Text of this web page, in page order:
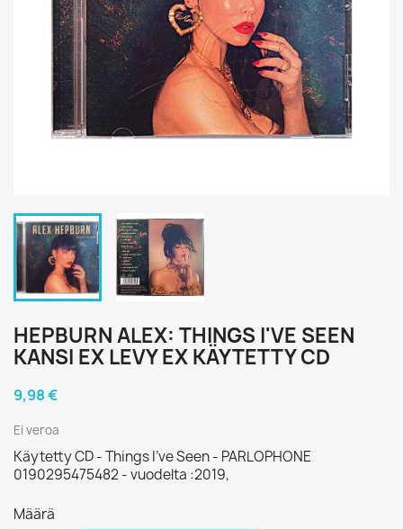
HEPBURN ALEX: THINGS I'VE SEEN
KANSI EX LEVY EX KÄYTETTY CD
9,98 €
Ei veroa
Käytetty CD - Things I've Seen - PARLOPHONE
0190295475482 - vuodelta :2019,
Määrä